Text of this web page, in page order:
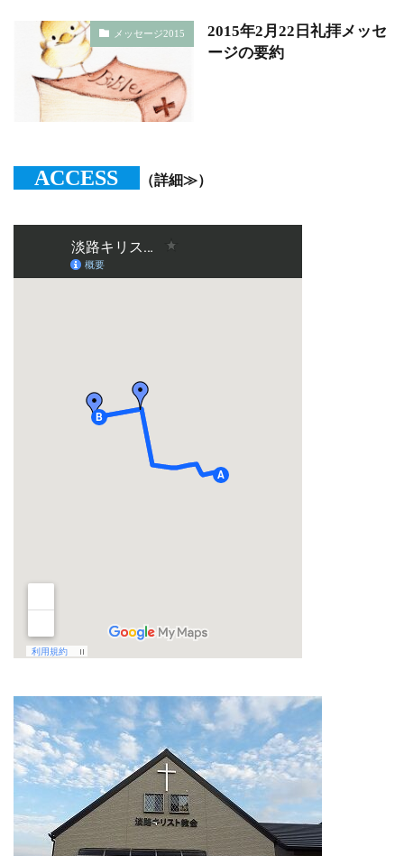
メッセージ2015
2015年2月22日礼拝メッセ
ージの要約
ACCESS （詳細≫）